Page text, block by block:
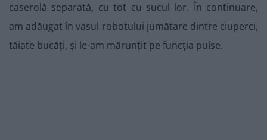
caserolă separată, cu tot cu sucul lor. În continuare,
am adăugat în vasul robotului jumătare dintre ciuperci,
tăiate bucăți, și le-am mărunțit pe funcția pulse.